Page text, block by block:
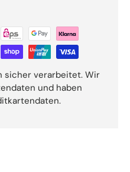
sicher verarbeitet. Wir
und haben